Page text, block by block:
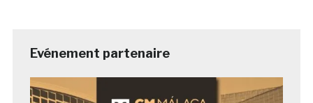
Evénement partenaire